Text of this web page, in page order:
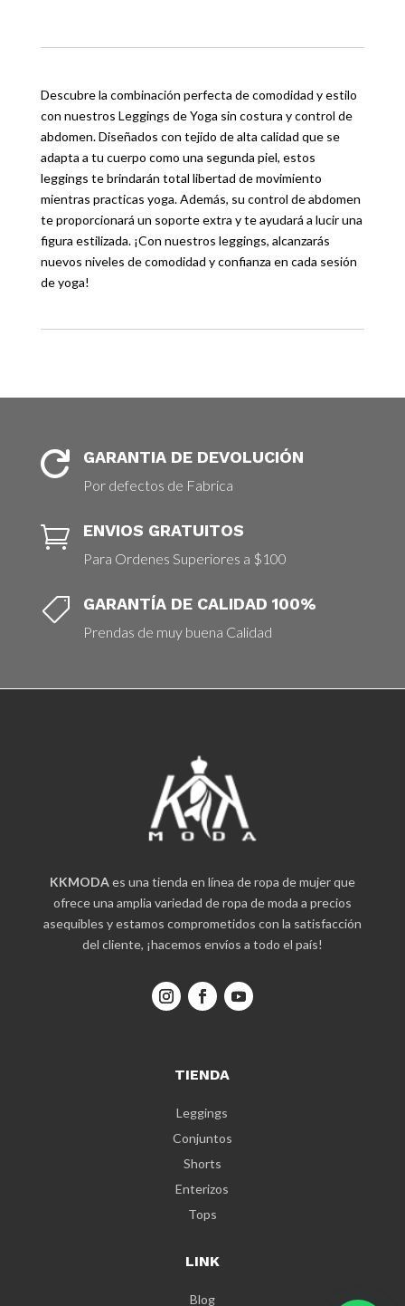
Descubre la combinación perfecta de comodidad y estilo
con nuestros Leggings de Yoga sin costura y control de
abdomen. Diseñados con tejido de alta calidad que se
adapta a tu cuerpo como una segunda piel, estos
leggings te brindarán total libertad de movimiento
mientras practicas yoga. Además, su control de abdomen
te proporcionará un soporte extra y te ayudará a lucir una
figura estilizada. ¡Con nuestros leggings, alcanzarás
nuevos niveles de comodidad y confianza en cada sesión
de yoga!
 GARANTIA DE DEVOLUCIÓN
Por defectos de Fabrica
 ENVIOS GRATUITOS
Para Ordenes Superiores a $100
 GARANTÍA DE CALIDAD 100%
Prendas de muy buena Calidad
KKMODAes una tienda en línea de ropa de mujer que
ofrece una amplia variedad de ropa de moda a precios
asequibles y estamos comprometidos con la satisfacción
del cliente, ¡hacemos envíos a todo el país!
TIENDA
Leggings
Conjuntos
Shorts
Enterizos
Tops
LINK
Blog